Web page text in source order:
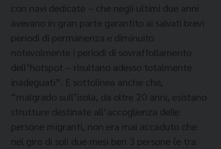
con navi dedicate – che negli ultimi due anni
avevano in gran parte garantito ai salvati brevi
periodi di permanenza e diminuito
notevolmente i periodi di sovraffollamento
dell’hotspot – risultano adesso totalmente
inadeguati”. E sottolinea anche che,
“malgrado sull’isola, da oltre 20 anni, esistano
strutture destinate all’accoglienza delle
persone migranti, non era mai accaduto che
nel giro di soli due mesi ben 3 persone (e tra